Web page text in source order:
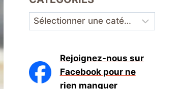
Catégories
Rejoignez-nous sur
Facebook pour ne
rien manquer